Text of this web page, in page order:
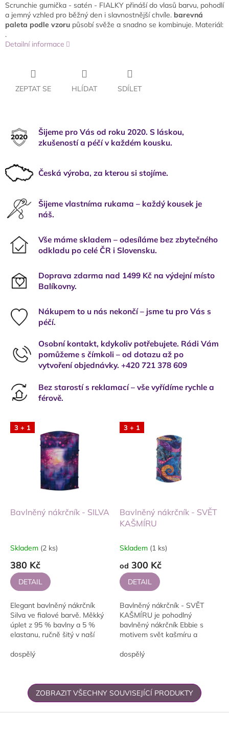
Scrunchie gumička - satén - FIALKY přináší do vlasů barvu, pohodlí
a jemný vzhled pro běžný den i slavnostnější chvíle. barevná
paleta podle vzoru působí svěže a snadno se kombinuje. Materiál:
.
Detailní informace
ZEPTAT SE HLÍDAT SDÍLET
Šijeme pro Vás od roku 2020. S láskou,
zkušeností a péčí v každém kousku.
Česká výroba, za kterou si stojíme.
Šijeme vlastníma rukama – každý kousek je
náš.
Vše máme skladem – odesíláme bez zbytečného
odkladu po celé ČR i Slovensku.
Doprava zdarma nad 1499 Kč na výdejní místo
Balíkovny.
Nákupem to u nás nekončí – jsme tu pro Vás s
péčí.
Osobní kontakt, kdykoliv potřebujete. Rádi Vám
pomůžeme s čímkoli – od dotazu až po
vytvoření objednávky. +420 721 378 609
Bez starostí s reklamací – vše vyřídíme rychle a
férově.
3 + 1
Bavlněný nákrčník - SILVA
Skladem (2 ks)
380 Kč
DETAIL
Elegant bavlněný nákrčník
Silva ve fialové barvě. Měkký
úplet z 95 % bavlny a 5 %
elastanu, ručně šitý v naší
Jednoduché nošení bez
dospělý
3 + 1
Bavlněný nákrčník - SVĚT
KAŠMÍRU
Skladem (1 ks)
od 300 Kč
DETAIL
Bavlněný nákrčník - SVĚT
KAŠMÍRU je pohodlný
bavlněný nákrčník Ebbie s
motivem svět kašmíru a
Měkké složení 95 % bavlna, 5
dospělý
ZOBRAZIT VŠECHNY SOUVISEJÍCÍ PRODUKTY
Z